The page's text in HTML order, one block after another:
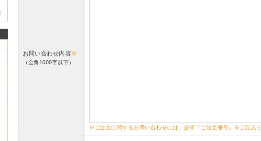
お問い合わせ内容※
（全角1000字以下）
※ご注文に関するお問い合わせには、必ず「ご注文番号」をご記入